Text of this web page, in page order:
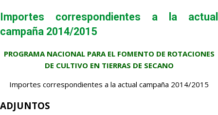
Importes correspondientes a la actual
campaña 2014/2015
PROGRAMA NACIONAL PARA EL FOMENTO DE ROTACIONES
DE CULTIVO EN TIERRAS DE SECANO
Importes correspondientes a la actual campaña 2014/2015
ADJUNTOS